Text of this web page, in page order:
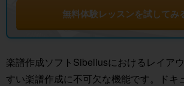
無料体験レッスンを試して
楽譜作成ソフトSibeliusにおけるレイア
すい楽譜作成に不可欠な機能です。ドキ